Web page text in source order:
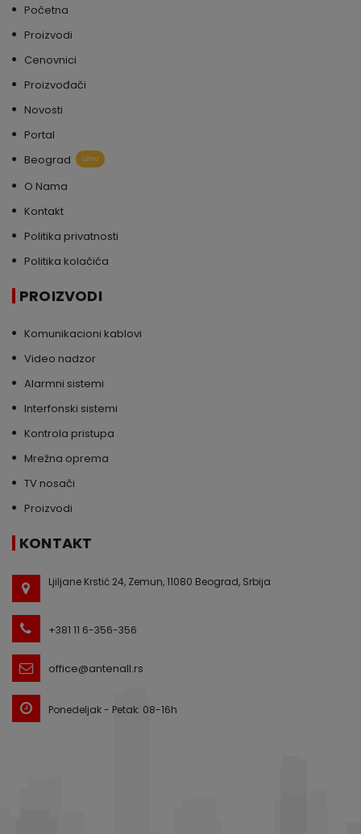
Početna
Proizvodi
Cenovnici
Proizvođači
Novosti
Portal
Beograd
uživo
O Nama
Kontakt
Politika privatnosti
Politika kolačića
PROIZVODI
Komunikacioni kablovi
Video nadzor
Alarmni sistemi
Interfonski sistemi
Kontrola pristupa
Mrežna oprema
TV nosači
Proizvodi
KONTAKT
Ljiljane Krstić 24, Zemun, 11080 Beograd, Srbija
+381 11 6-356-356
office@antenall.rs
Ponedeljak - Petak: 08-16h